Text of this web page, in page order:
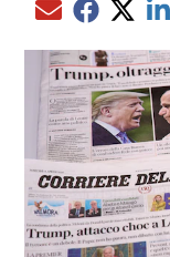
Compartir el
Compartir el